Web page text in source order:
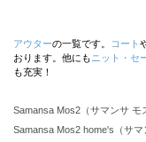
アウターの一覧です。 コート
おります。他にも ニット・セ
も充実！
Samansa Mos2（サマンサ モ
Samansa Mos2 home's（サ